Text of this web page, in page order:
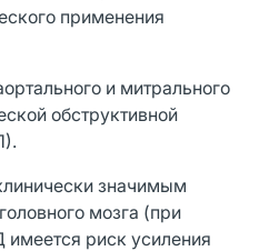
применения
и митрального
обструктивной
значимым
мозга (при
риск усиления